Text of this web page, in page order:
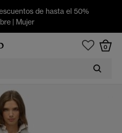
de hasta el 50%
| Mujer
0